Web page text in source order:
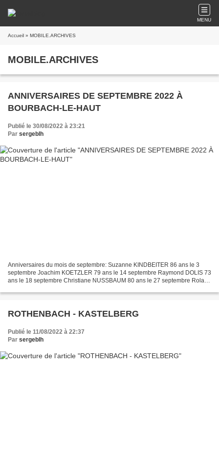
MENU
Accueil » MOBILE.ARCHIVES
MOBILE.ARCHIVES
ANNIVERSAIRES DE SEPTEMBRE 2022 À
BOURBACH-LE-HAUT
Publié le 30/08/2022 à 23:21
Par sergeblh
Anniversaires du mois de septembre: Suzanne KINDBEITER 86 ans le 3
septembre Joachim KOETZLER 79 ans le 14 septembre Raymond DOLIS 73
ans le 18 septembre Christiane NUSSBAUM 80 ans le 27 septembre Roland
ROTHENBACH - KASTELBERG
Publié le 11/08/2022 à 22:37
Par sergeblh